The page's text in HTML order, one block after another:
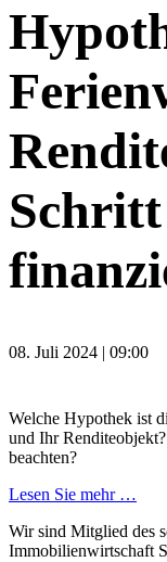
08. Juli 2024 | 09:00
Welche Hypothek ist
und Ihr
beachten?
Lesen Sie mehr …
Wir sind Mitglied des
Immobilienwirtschaft